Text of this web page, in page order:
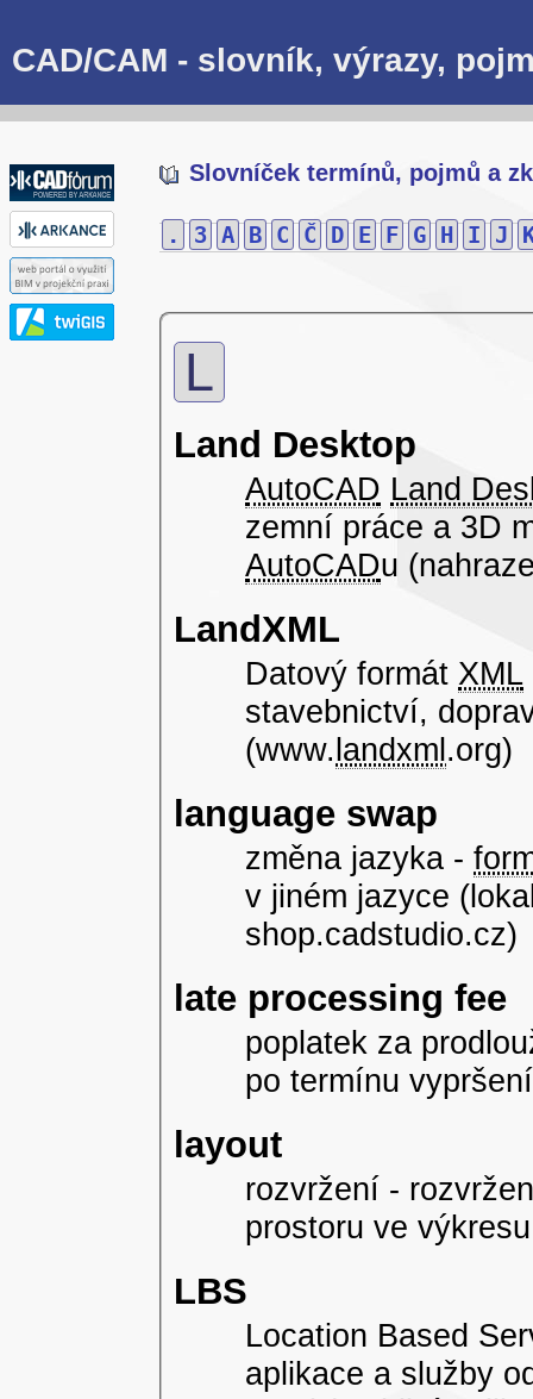
CAD/CAM - slovník, výrazy,
Slovníček termínů, pojmů a
. 3 A B C Č D E F G H I J
L
Land Desktop
AutoCAD Land
zemní práce a 3D
AutoCADu
LandXML
Datový formát XML
stavebnictví,
(www.landxml.org)
language swap
změna jazyka -
v jiném jazyce
shop.cadstudio.cz)
late processing fee
poplatek za
po termínu
layout
rozvržení -
prostoru ve
LBS
Location Based
aplikace a služby